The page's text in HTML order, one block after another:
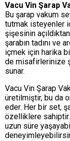
Vacu Vin Şarap
Bu şarap vakum
tutmak isteyenler
şişesinin
şarabın tadını ve
içmek için harika
de misafirlerinize
sunar.
Vacu Vin Şarap
üretilmiştir, bu da
eder. Her bir set,
özelliklere
uzun süre